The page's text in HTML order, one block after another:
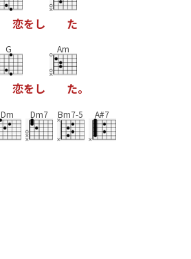
恋をし た
G
恋をし
Am
た。
Dm Dm7 Bm7-5 A#7